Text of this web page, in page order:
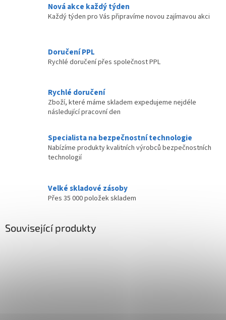
Nová akce každý týden
Každý týden pro Vás připravíme novou zajímavou akci
Doručení PPL
Rychlé doručení přes společnost PPL
Rychlé doručení
Zboží, které máme skladem expedujeme nejdéle
následující pracovní den
Specialista na bezpečnostní technologie
Nabízíme produkty kvalitních výrobců bezpečnostních
technologií
Velké skladové zásoby
Přes 35 000 položek skladem
Související produkty